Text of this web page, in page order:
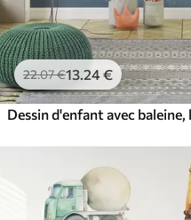
22.07€13.24€